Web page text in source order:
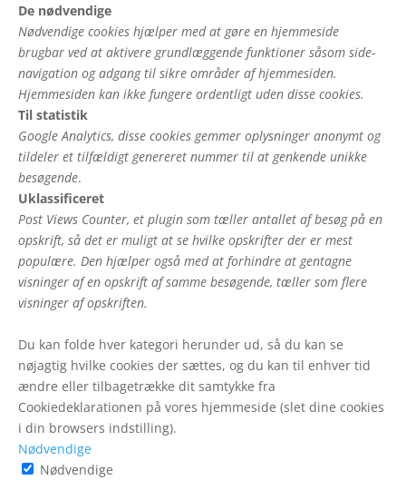
De nødvendige
Nødvendige cookies hjælper med at gøre en hjemmeside
brugbar ved at aktivere grundlæggende funktioner såsom side-
navigation og adgang til sikre områder af hjemmesiden.
Hjemmesiden kan ikke fungere ordentligt uden disse cookies.
Til statistik
Google Analytics, disse cookies gemmer oplysninger anonymt og
tildeler et tilfældigt genereret nummer til at genkende unikke
besøgende.
Uklassificeret
Post Views Counter, et plugin som tæller antallet af besøg på en
opskrift, så det er muligt at se hvilke opskrifter der er mest
populære. Den hjælper også med at forhindre at gentagne
visninger af en opskrift af samme besøgende, tæller som flere
visninger af opskriften.
Du kan folde hver kategori herunder ud, så du kan se
nøjagtig hvilke cookies der sættes, og du kan til enhver tid
ændre eller tilbagetrække dit samtykke fra
Cookiedeklarationen på vores hjemmeside (slet dine cookies
i din browsers indstilling).
Nødvendige
Nødvendige